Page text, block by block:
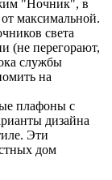
"Ночник", в
максимальной.
света
(не перегорают,
службы
на
плафоны с
дизайна
Эти
дом